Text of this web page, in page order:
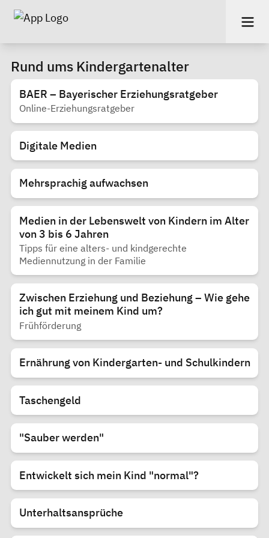
Rund ums Kindergartenalter
BAER – Bayerischer Erziehungsratgeber
Online-Erziehungsratgeber
Digitale Medien
Mehrsprachig aufwachsen
Medien in der Lebenswelt von Kindern im Alter
von 3 bis 6 Jahren
Tipps für eine alters- und kindgerechte
Mediennutzung in der Familie
Zwischen Erziehung und Beziehung – Wie gehe
ich gut mit meinem Kind um?
Frühförderung
Ernährung von Kindergarten- und Schulkindern
Taschengeld
"Sauber werden"
Entwickelt sich mein Kind "normal"?
Unterhaltsansprüche